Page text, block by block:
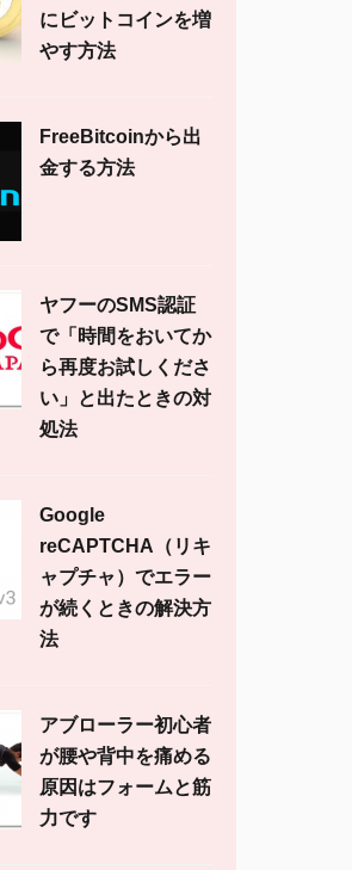
にビットコインを増
やす方法
FreeBitcoinから出
金する方法
ヤフーのSMS認証
で「時間をおいてか
ら再度お試しくださ
い」と出たときの対
処法
Google
reCAPTCHA（リキ
ャプチャ）でエラー
が続くときの解決方
法
アブローラー初心者
が腰や背中を痛める
原因はフォームと筋
力です